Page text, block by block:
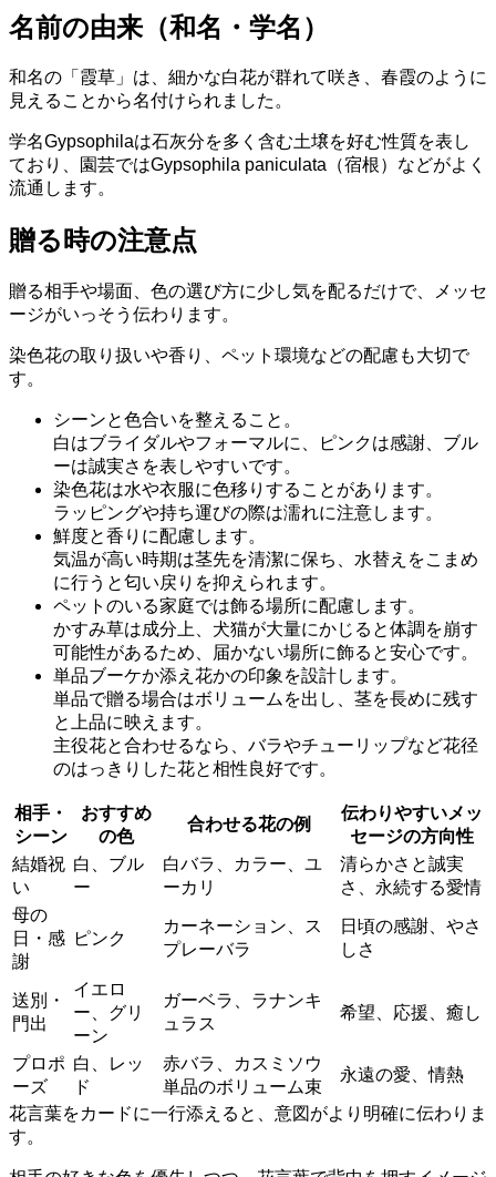
名前の由来（和名・学名）
和名の「霞草」は、細かな白花が群れて咲き、春霞のように
見えることから名付けられました。
学名Gypsophilaは石灰分を多く含む土壌を好む性質を表し
ており、園芸ではGypsophila paniculata（宿根）などがよく
流通します。
贈る時の注意点
贈る相手や場面、色の選び方に少し気を配るだけで、メッセ
ージがいっそう伝わります。
染色花の取り扱いや香り、ペット環境などの配慮も大切で
す。
シーンと色合いを整えること。
白はブライダルやフォーマルに、ピンクは感謝、ブル
ーは誠実さを表しやすいです。
染色花は水や衣服に色移りすることがあります。
ラッピングや持ち運びの際は濡れに注意します。
鮮度と香りに配慮します。
気温が高い時期は茎先を清潔に保ち、水替えをこまめ
に行うと匂い戻りを抑えられます。
ペットのいる家庭では飾る場所に配慮します。
かすみ草は成分上、犬猫が大量にかじると体調を崩す
可能性があるため、届かない場所に飾ると安心です。
単品ブーケか添え花かの印象を設計します。
単品で贈る場合はボリュームを出し、茎を長めに残す
と上品に映えます。
主役花と合わせるなら、バラやチューリップなど花径
のはっきりした花と相性良好です。
相手・
シーン
おすすめ
の色
合わせる花の例
伝わりやすいメッ
セージの方向性
結婚祝
い
白、ブル
ー
白バラ、カラー、ユ
ーカリ
清らかさと誠実
さ、永続する愛情
母の
日・感
謝
ピンク
カーネーション、ス
プレーバラ
日頃の感謝、やさ
しさ
送別・
門出
イエロ
ー、グリ
ーン
ガーベラ、ラナンキ
ュラス
希望、応援、癒し
プロポ
ーズ
白、レッ
ド
赤バラ、カスミソウ
単品のボリューム束
永遠の愛、情熱
花言葉をカードに一行添えると、意図がより明確に伝わりま
す。